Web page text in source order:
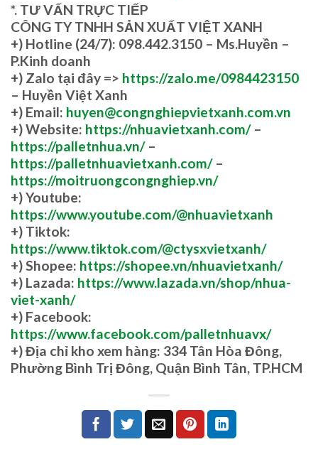
*. TƯ VẤN TRỰC TIẾP
CÔNG TY TNHH SẢN XUẤT VIỆT XANH
+) Hotline (24/7): 098.442.3150 – Ms.Huyền –
P.Kinh doanh
+) Zalo tại đây => https://zalo.me/0984423150
– Huyền Việt Xanh
+) Email: huyen@congnghiepvietxanh.com.vn
+) Website: https://nhuavietxanh.com/–
https://palletnhua.vn/–
https://palletnhuavietxanh.com/ –
https://moitruongcongnghiep.vn/
+) Youtube:
https://www.youtube.com/@nhuavietxanh
+) Tiktok:
https://www.tiktok.com/@ctysxvietxanh/
+) Shopee: https://shopee.vn/nhuavietxanh/
+) Lazada: https://www.lazada.vn/shop/nhua-
viet-xanh/
+) Facebook:
https://www.facebook.com/palletnhuavx/
+)Địa chỉ kho xem hàng: 334 Tân Hòa Đông,
Phường Bình Trị Đông, Quận Bình Tân, TP.HCM